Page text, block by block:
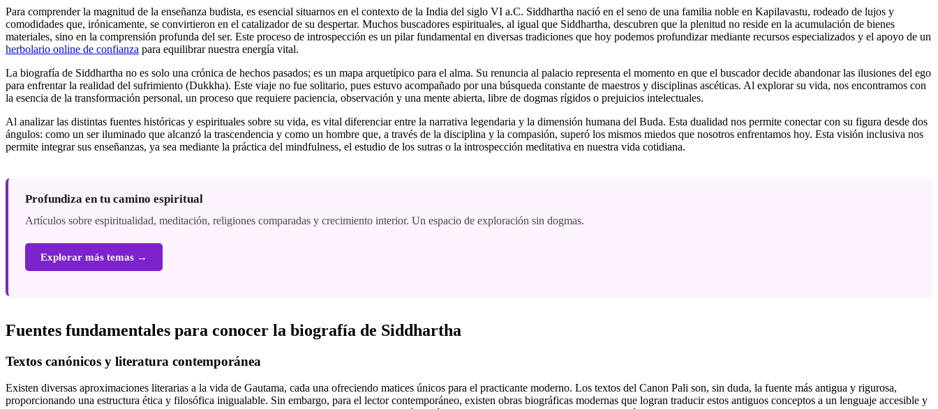
Para comprender la magnitud de la enseñanza budista, es esencial situarnos en el contexto de la India del siglo VI a.C. Siddhartha nació en el seno de una familia noble en Kapilavastu, rodeado de lujos y
comodidades que, irónicamente, se convirtieron en el catalizador de su despertar. Muchos buscadores espirituales, al igual que Siddhartha, descubren que la plenitud no reside en la acumulación de bienes
materiales, sino en la comprensión profunda del ser. Este proceso de introspección es un pilar fundamental en diversas tradiciones que hoy podemos profundizar mediante recursos especializados y el apoyo de un
herbolario online de confianza para equilibrar nuestra energía vital.
La biografía de Siddhartha no es solo una crónica de hechos pasados; es un mapa arquetípico para el alma. Su renuncia al palacio representa el momento en que el buscador decide abandonar las ilusiones del ego
para enfrentar la realidad del sufrimiento (Dukkha). Este viaje no fue solitario, pues estuvo acompañado por una búsqueda constante de maestros y disciplinas ascéticas. Al explorar su vida, nos encontramos con
la esencia de la transformación personal, un proceso que requiere paciencia, observación y una mente abierta, libre de dogmas rígidos o prejuicios intelectuales.
Al analizar las distintas fuentes históricas y espirituales sobre su vida, es vital diferenciar entre la narrativa legendaria y la dimensión humana del Buda. Esta dualidad nos permite conectar con su figura desde dos
ángulos: como un ser iluminado que alcanzó la trascendencia y como un hombre que, a través de la disciplina y la compasión, superó los mismos miedos que nosotros enfrentamos hoy. Esta visión inclusiva nos
permite integrar sus enseñanzas, ya sea mediante la práctica del mindfulness, el estudio de los sutras o la introspección meditativa en nuestra vida cotidiana.
Profundiza en tu camino espiritual
Artículos sobre espiritualidad, meditación, religiones comparadas y crecimiento interior. Un espacio de exploración sin dogmas.
Explorar más temas →
Fuentes fundamentales para conocer la biografía de Siddhartha
Textos canónicos y literatura contemporánea
Existen diversas aproximaciones literarias a la vida de Gautama, cada una ofreciendo matices únicos para el practicante moderno. Los textos del Canon Pali son, sin duda, la fuente más antigua y rigurosa,
proporcionando una estructura ética y filosófica inigualable. Sin embargo, para el lector contemporáneo, existen obras biográficas modernas que logran traducir estos antiguos conceptos a un lenguaje accesible y